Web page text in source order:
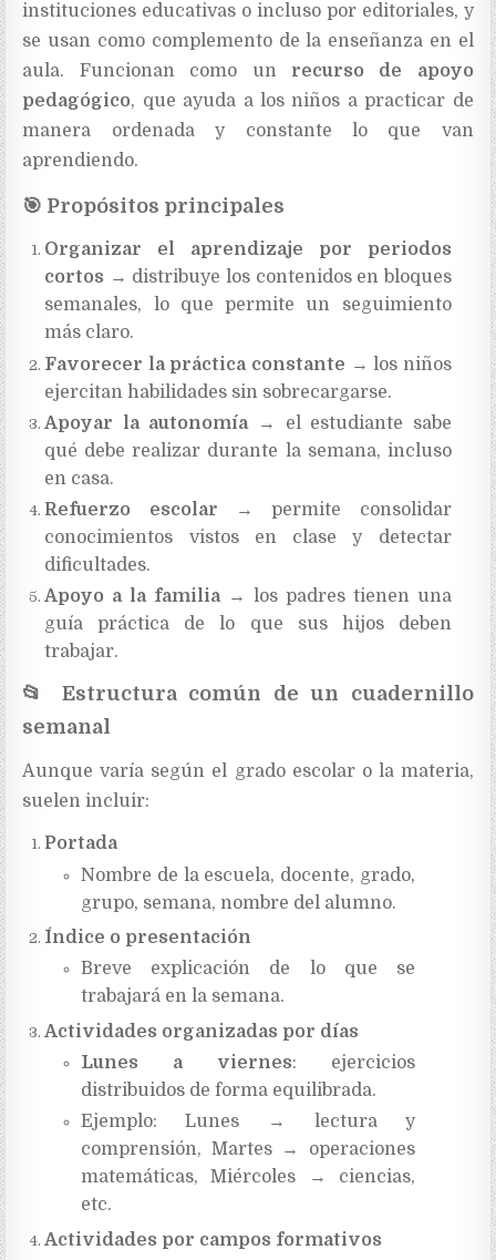
instituciones educativas o incluso por editoriales, y
se usan como complemento de la enseñanza en el
aula. Funcionan como un recurso de apoyo
pedagógico, que ayuda a los niños a practicar de
manera ordenada y constante lo que van
aprendiendo.
🎯 Propósitos principales
Organizar el aprendizaje por periodos
cortos → distribuye los contenidos en bloques
semanales, lo que permite un seguimiento
más claro.
Favorecer la práctica constante → los niños
ejercitan habilidades sin sobrecargarse.
Apoyar la autonomía→ el estudiante sabe
qué debe realizar durante la semana, incluso
en casa.
Refuerzo escolar → permite consolidar
conocimientos vistos en clase y detectar
dificultades.
Apoyo a la familia→ los padres tienen una
guía práctica de lo que sus hijos deben
trabajar.
📂
Estructura común de un cuadernillo
semanal
Aunque varía según el grado escolar o la materia,
suelen incluir:
Portada
Nombre de la escuela, docente, grado,
grupo, semana, nombre del alumno.
Índice o presentación
Breve explicación de lo que se
trabajará en la semana.
Actividades organizadas por días
Lunes a viernes: ejercicios
distribuidos de forma equilibrada.
Ejemplo: Lunes → lectura y
comprensión, Martes → operaciones
matemáticas, Miércoles → ciencias,
etc.
Actividades por campos formativos